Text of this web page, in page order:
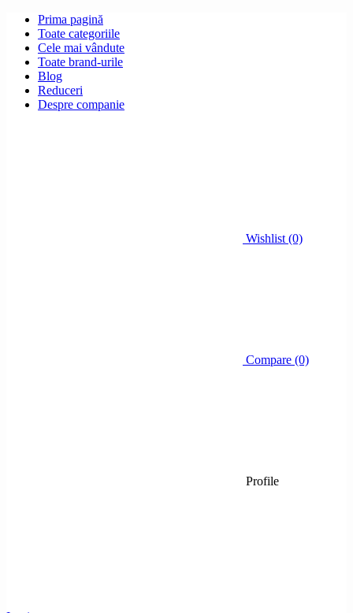
Prima pagină
Toate categoriile
Cele mai vândute
Toate brand-urile
Blog
Reduceri
Despre companie
Wishlist (0)
Compare (0)
Profile